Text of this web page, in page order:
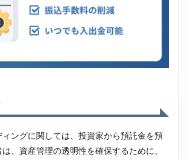
ィングに関しては、投資家から預託金を預
、資産管理の透明性を確保するために、